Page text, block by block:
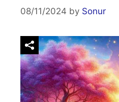
08/11/2024 by Sonur